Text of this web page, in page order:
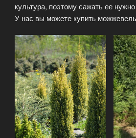
культура, поэтому сажать ее
У нас вы можете купить